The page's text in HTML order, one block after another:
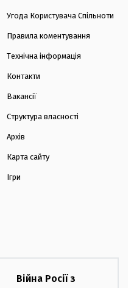
Угода Користувача Спільноти
Правила коментування
Технічна інформація
Контакти
Вакансії
Структура власності
Архів
Карта сайту
Ігри
Війна Росії з